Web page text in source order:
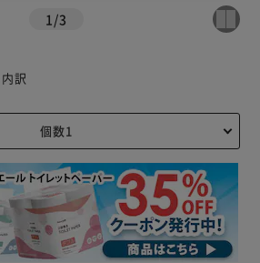
1 /3
内訳